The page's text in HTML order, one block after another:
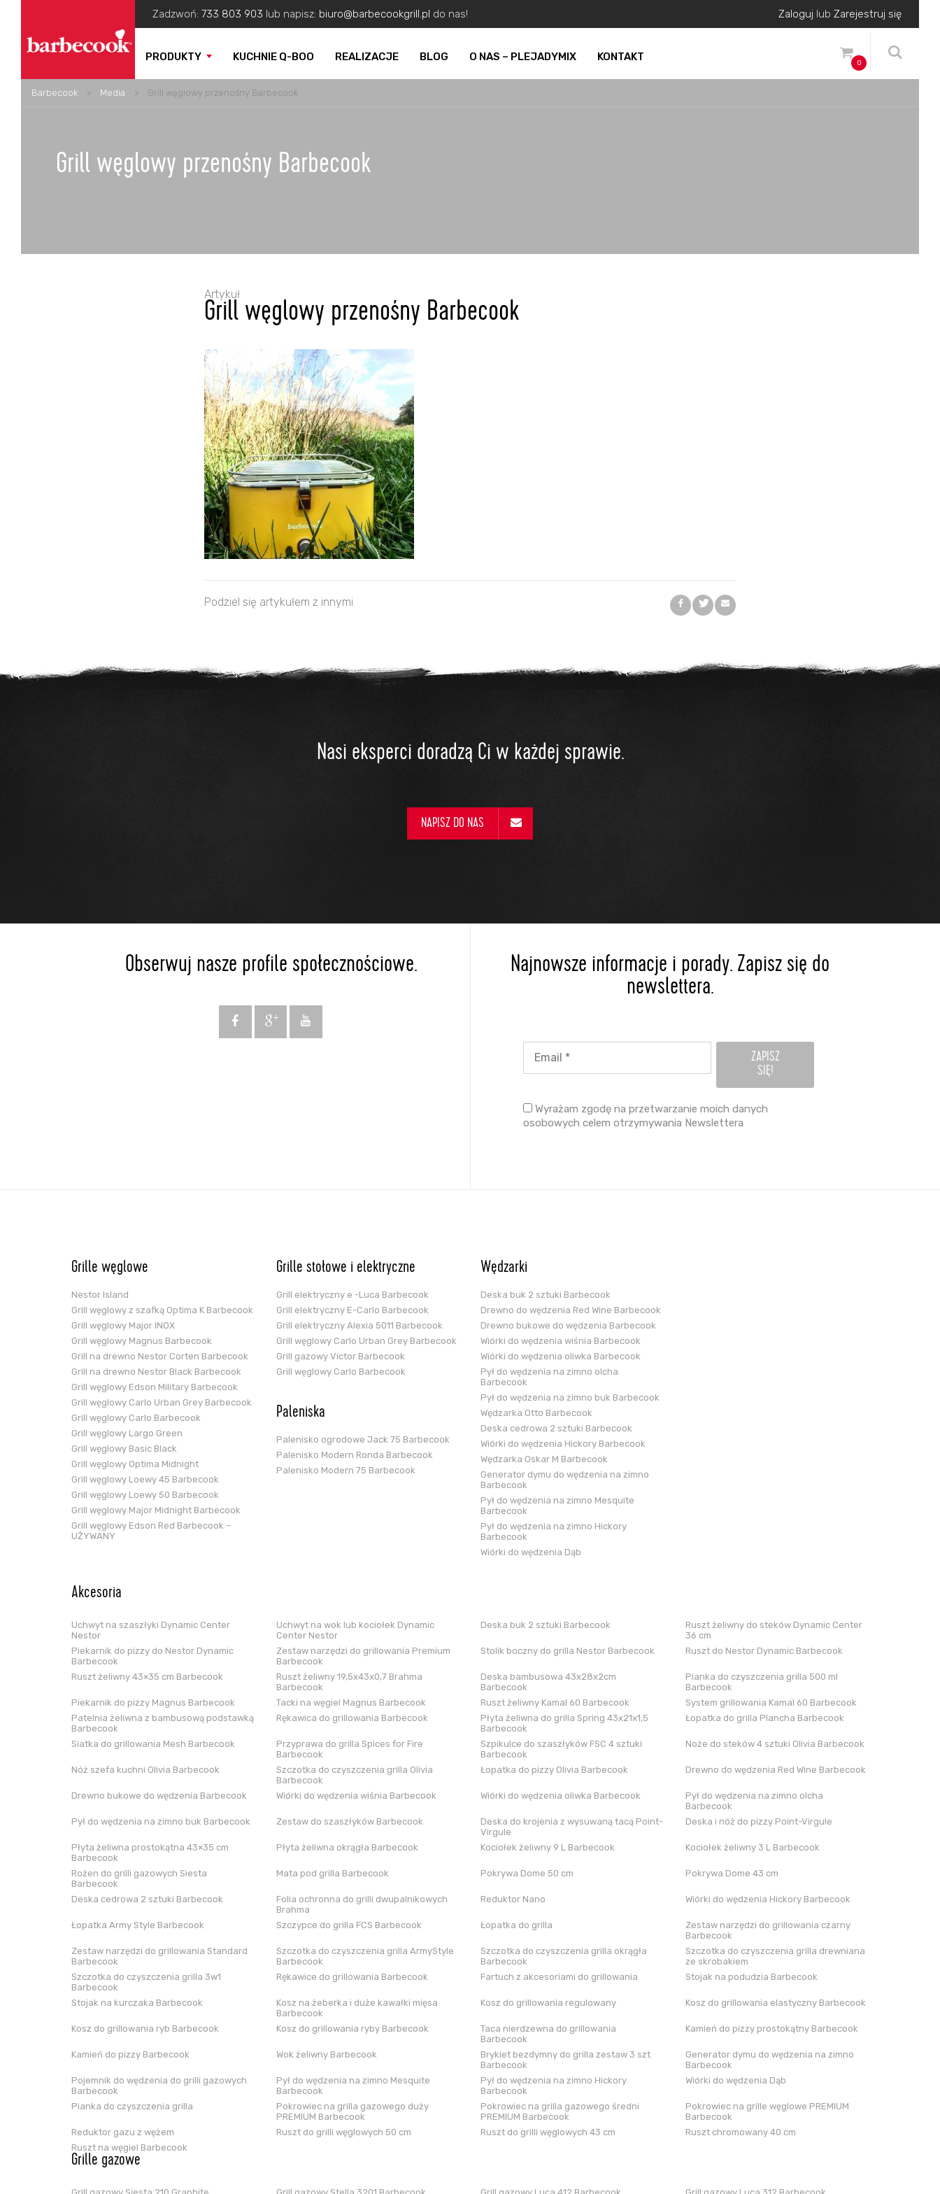
Zadzwoń: 733 803 903 lub napisz: biuro@barbecookgrill.pl do nas! Zaloguj lub Zarejestruj się
PRODUKTY KUCHNIE Q-BOO REALIZACJE BLOG O NAS – PLEJADYMIX KONTAKT 0
Barbecook > Media > Grill węglowy przenośny Barbecook
Grill węglowy przenośny Barbecook
Artykuł
Grill węglowy przenośny Barbecook
Podziel się artykułem z innymi
Nasi eksperci doradzą Ci w każdej sprawie.
NAPISZ DO NAS
Obserwuj nasze profile społecznościowe.
Najnowsze informacje i porady. Zapisz się do
newslettera.
Wyrażam zgodę na przetwarzanie moich danych
osobowych celem otrzymywania Newslettera
Grille węglowe
Nestor Island
Grill węglowy z szafką Optima K Barbecook
Grill węglowy Major INOX
Grill węglowy Magnus Barbecook
Grill na drewno Nestor Corten Barbecook
Grill na drewno Nestor Black Barbecook
Grill węglowy Edson Military Barbecook
Grill węglowy Carlo Urban Grey Barbecook
Grill węglowy Carlo Barbecook
Grill węglowy Largo Green
Grill węglowy Basic Black
Grill węglowy Optima Midnight
Grill węglowy Loewy 45 Barbecook
Grill węglowy Loewy 50 Barbecook
Grill węglowy Major Midnight Barbecook
Grill węglowy Edson Red Barbecook –
UŻYWANY
Grille stołowe i elektryczne
Grill elektryczny e -Luca Barbecook
Grill elektryczny E-Carlo Barbecook
Grill elektryczny Alexia 5011 Barbecook
Grill węglowy Carlo Urban Grey Barbecook
Grill gazowy Victor Barbecook
Grill węglowy Carlo Barbecook
Paleniska
Palenisko ogrodowe Jack 75 Barbecook
Palenisko Modern Ronda Barbecook
Palenisko Modern 75 Barbecook
Wędzarki
Deska buk 2 sztuki Barbecook
Drewno do wędzenia Red Wine Barbecook
Drewno bukowe do wędzenia Barbecook
Wiórki do wędzenia wiśnia Barbecook
Wiórki do wędzenia oliwka Barbecook
Pył do wędzenia na zimno olcha
Barbecook
Pył do wędzenia na zimno buk Barbecook
Wędzarka Otto Barbecook
Deska cedrowa 2 sztuki Barbecook
Wiórki do wędzenia Hickory Barbecook
Wędzarka Oskar M Barbecook
Generator dymu do wędzenia na zimno
Barbecook
Pył do wędzenia na zimno Mesquite
Barbecook
Pył do wędzenia na zimno Hickory
Barbecook
Wiórki do wędzenia Dąb
Akcesoria
Uchwyt na szaszłyki Dynamic Center
Nestor
Uchwyt na wok lub kociołek Dynamic
Center Nestor
Deska buk 2 sztuki Barbecook
Ruszt żeliwny do steków Dynamic Center
36 cm
Piekarnik do pizzy do Nestor Dynamic
Barbecook
Zestaw narzędzi do grillowania Premium
Barbecook
Stolik boczny do grilla Nestor Barbecook Ruszt do Nestor Dynamic Barbecook
Ruszt żeliwny 43×35 cm Barbecook
Ruszt żeliwny 19,5x43x0,7 Brahma
Barbecook
Deska bambusowa 43x28x2cm
Barbecook
Pianka do czyszczenia grilla 500 ml
Barbecook
Piekarnik do pizzy Magnus Barbecook
Tacki na węgiel Magnus Barbecook Ruszt żeliwny Kamal 60 Barbecook
System grillowania Kamal 60 Barbecook
Patelnia żeliwna z bambusową podstawką
Barbecook
Rękawica do grillowania Barbecook
Płyta żeliwna do grilla Spring 43x21x1,5
Barbecook
Łopatka do grilla Plancha Barbecook
Siatka do grillowania Mesh Barbecook
Przyprawa do grilla Spices for Fire
Barbecook
Szpikulce do szaszłyków FSC 4 sztuki
Barbecook
Noże do steków 4 sztuki Olivia Barbecook
Nóż szefa kuchni Olivia Barbecook
Szczotka do czyszczenia grilla Olivia
Barbecook
Łopatka do pizzy Olivia Barbecook Drewno do wędzenia Red Wine Barbecook
Drewno bukowe do wędzenia Barbecook Wiórki do wędzenia wiśnia Barbecook Wiórki do wędzenia oliwka Barbecook
Pył do wędzenia na zimno olcha
Barbecook
Pył do wędzenia na zimno buk Barbecook
Zestaw do szaszłyków Barbecook
Deska do krojenia z wysuwaną tacą Point-
Virgule
Deska i nóż do pizzy Point-Virgule
Płyta żeliwna prostokątna 43×35 cm
Barbecook
Płyta żeliwna okrągła Barbecook Kociołek żeliwny 9 L Barbecook Kociołek żeliwny 3 L Barbecook
Rożen do grilli gazowych Siesta
Barbecook
Mata pod grilla Barbecook Pokrywa Dome 50 cm Pokrywa Dome 43 cm
Deska cedrowa 2 sztuki Barbecook
Folia ochronna do grilli dwupalnikowych
Brahma
Reduktor Nano Wiórki do wędzenia Hickory Barbecook
Łopatka Army Style Barbecook Szczypce do grilla FCS Barbecook Łopatka do grilla
Zestaw narzędzi do grillowania czarny
Barbecook
Zestaw narzędzi do grillowania Standard
Barbecook
Szczotka do czyszczenia grilla ArmyStyle
Barbecook
Szczotka do czyszczenia grilla okrągła
Barbecook
Szczotka do czyszczenia grilla drewniana
ze skrobakiem
Szczotka do czyszczenia grilla 3w1
Barbecook
Rękawice do grillowania Barbecook Fartuch z akcesoriami do grillowania Stojak na podudzia Barbecook
Stojak na kurczaka Barbecook
Kosz na żeberka i duże kawałki mięsa
Barbecook
Kosz do grillowania regulowany Kosz do grillowania elastyczny Barbecook
Kosz do grillowania ryb Barbecook Kosz do grillowania ryby Barbecook
Taca nierdzewna do grillowania
Barbecook
Kamień do pizzy prostokątny Barbecook
Kamień do pizzy Barbecook Wok żeliwny Barbecook
Brykiet bezdymny do grilla zestaw 3 szt
Barbecook
Generator dymu do wędzenia na zimno
Barbecook
Pojemnik do wędzenia do grilli gazowych
Barbecook
Pył do wędzenia na zimno Mesquite
Barbecook
Pył do wędzenia na zimno Hickory
Barbecook
Wiórki do wędzenia Dąb
Pianka do czyszczenia grilla
Pokrowiec na grilla gazowego duży
PREMIUM Barbecook
Pokrowiec na grilla gazowego średni
PREMIUM Barbecook
Pokrowiec na grille węglowe PREMIUM
Barbecook
Reduktor gazu z wężem
Ruszt do grilli węglowych 50 cm Ruszt do grilli węglowych 43 cm
Ruszt chromowany 40 cm
Ruszt na węgiel Barbecook
Grille gazowe